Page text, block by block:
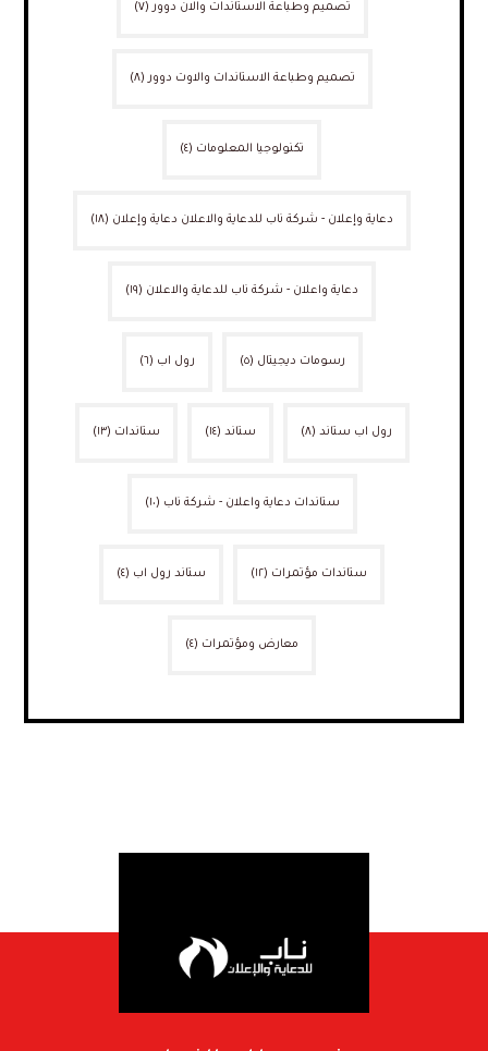
تصميم وطباعة الاستاندات والان دوور (٧)
تصميم وطباعة الاستاندات والاوت دوور (٨)
تكنولوجيا المعلومات (٤)
دعاية وإعلان - شركة ناب للدعاية والاعلان دعاية وإعلان (١٨)
دعاية واعلان - شركة ناب للدعاية والاعلان (١٩)
رسومات ديجيتال (٥) رول اب (٦)
رول اب ستاند (٨) ستاند (١٤) ستاندات (١٣)
ستاندات دعاية واعلان - شركة ناب (١٠)
ستاندات مؤتمرات (١٢) ستاند رول اب (٤)
معارض ومؤتمرات (٤)